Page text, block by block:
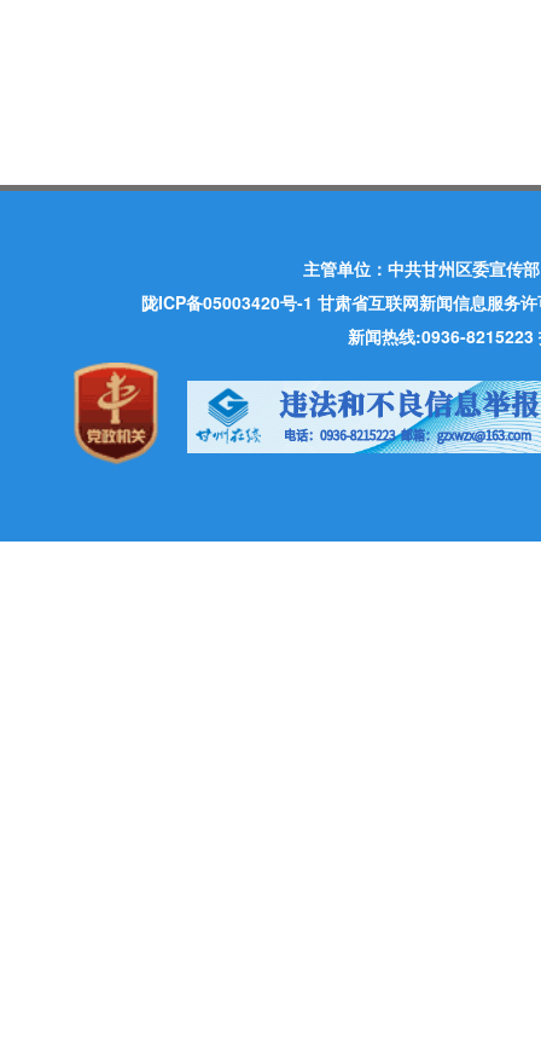
主管单位：中共甘州区委宣传
陇ICP备05003420号-1 甘肃省互联网新闻信息服务
新闻热线:0936-8215223